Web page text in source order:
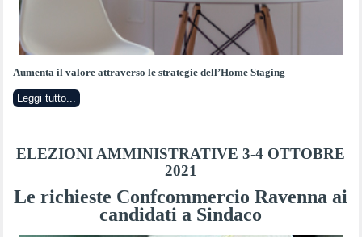
Aumenta il valore attraverso le strategie dell’Home Staging
Leggi tutto...
ELEZIONI AMMINISTRATIVE 3-4 OTTOBRE
2021
Le richieste Confcommercio Ravenna ai
candidati a Sindaco